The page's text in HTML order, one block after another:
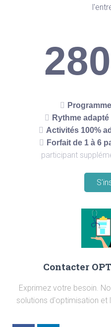
Rythme
Activités 100%
Forfait de 1 à 6
participant
Contacter
Exprimez votre besoin.
solutions d'optimisation et